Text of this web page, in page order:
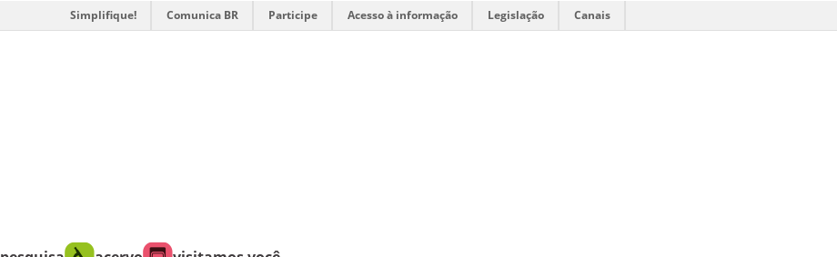
Simplifique! Comunica BR Participe Acesso à informação Legislação Canais